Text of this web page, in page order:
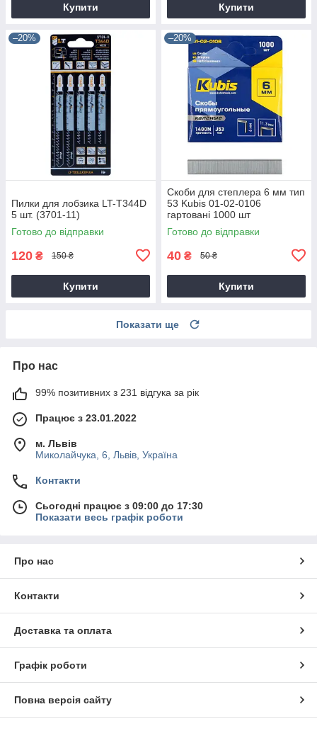
Купити Купити
–20%
Пилки для лобзика LT-T344D
5 шт. (3701-11)
Готово до відправки
120 ₴ 150 ₴
Купити
–20%
Скоби для степлера 6 мм тип
53 Kubis 01-02-0106
гартовані 1000 шт
Готово до відправки
40 ₴ 50 ₴
Купити
Показати ще
Про нас
99% позитивних з 231 відгука за рік
Працює з 23.01.2022
м. Львів
Миколайчука, 6, Львів, Україна
Контакти
Сьогодні працює з 09:00 до 17:30
Показати весь графік роботи
Про нас
Контакти
Доставка та оплата
Графік роботи
Повна версія сайту